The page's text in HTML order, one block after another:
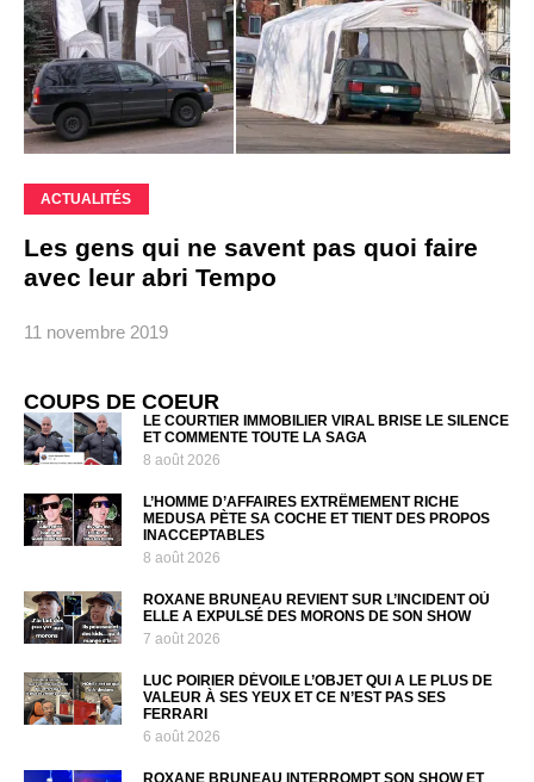
ACTUALITÉS
Les gens qui ne savent pas quoi faire
avec leur abri Tempo
11 novembre 2019
COUPS DE COEUR
LE COURTIER IMMOBILIER VIRAL BRISE LE SILENCE
ET COMMENTE TOUTE LA SAGA
8 août 2026
L’HOMME D’AFFAIRES EXTRÊMEMENT RICHE
MEDUSA PÈTE SA COCHE ET TIENT DES PROPOS
INACCEPTABLES
8 août 2026
ROXANE BRUNEAU REVIENT SUR L’INCIDENT OÙ
ELLE A EXPULSÉ DES MORONS DE SON SHOW
7 août 2026
LUC POIRIER DÉVOILE L’OBJET QUI A LE PLUS DE
VALEUR À SES YEUX ET CE N’EST PAS SES
FERRARI
6 août 2026
ROXANE BRUNEAU INTERROMPT SON SHOW ET